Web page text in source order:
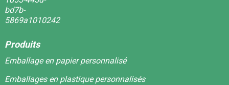
Produits
Emballage en papier personnalisé
Emballages en plastique personnalisés